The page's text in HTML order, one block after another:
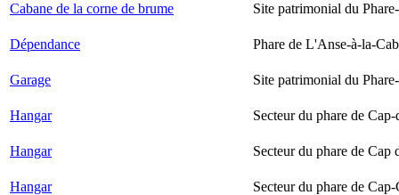
Cabane de la corne de brume Site patrimonial du
Dépendance Phare de L'Anse-à-la-
Garage Site patrimonial du
Hangar Secteur du phare de Cap-
Hangar Secteur du phare de Cap
Hangar Secteur du phare de Cap-